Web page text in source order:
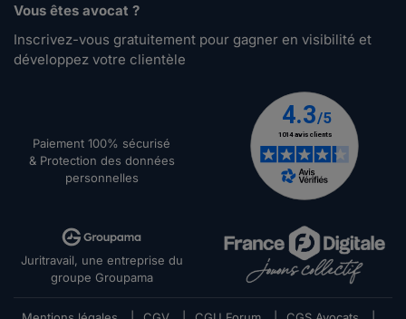
Vous êtes avocat ?
Inscrivez-vous gratuitement pour gagner en visibilité et
développez votre clientèle
Paiement 100% sécurisé
& Protection des données
personnelles
Juritravail, une entreprise du
groupe Groupama